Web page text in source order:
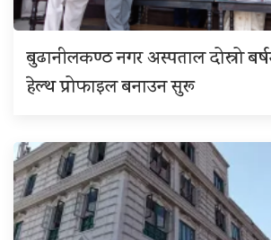
बुढानीलकण्ठ नगर अस्पताल दोस्रो
हेल्थ प्रोफाइल बनाउन सुरू